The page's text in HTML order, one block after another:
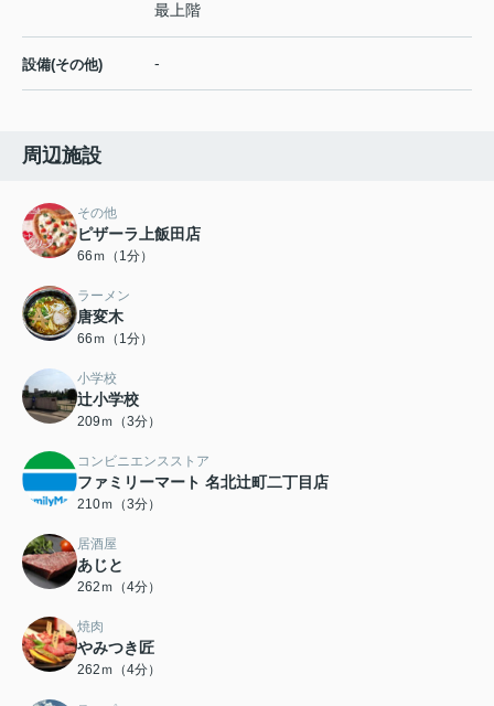
最上階
設備(その他) -
周辺施設
その他
ピザーラ上飯田店
66ｍ（1分）
ラーメン
唐変木
66ｍ（1分）
小学校
辻小学校
209ｍ（3分）
コンビニエンスストア
ファミリーマート 名北辻町二丁目店
210ｍ（3分）
居酒屋
あじと
262ｍ（4分）
焼肉
やみつき匠
262ｍ（4分）